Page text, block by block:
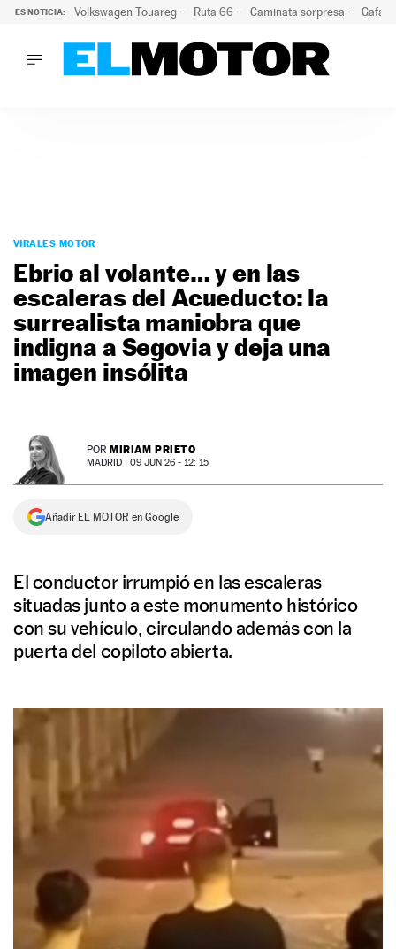
ES NOTICIA: Volkswagen Touareg Ruta 66 Caminata sorpresa Gafas
PODCAST
MOTOS
TECNOLOGÍA
MOTORTV
PREMIOS
SERVICIOS
SÍGUENOS
VIRALES MOTOR
Ebrio al volante… y en las
escaleras del Acueducto: la
surrealista maniobra que
indigna a Segovia y deja una
imagen insólita
POR MIRIAM PRIETO
MADRID | 09 JUN 26 - 12: 15
Añadir EL MOTOR en Google
El conductor irrumpió en las escaleras
situadas junto a este monumento histórico
con su vehículo, circulando además con la
puerta del copiloto abierta.